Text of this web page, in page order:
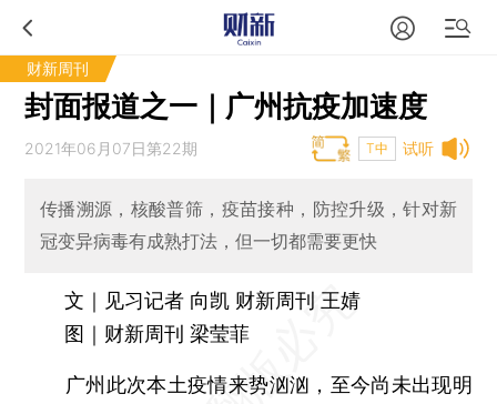
财新周刊
封面报道之一｜广州抗疫加速度
试听
2021年06月07日第22期 T中
传播溯源，核酸普筛，疫苗接种，防控升级，针对新
冠变异病毒有成熟打法，但一切都需要更快
文｜见习记者 向凯 财新周刊 王婧
图｜财新周刊 梁莹菲
广州此次本土疫情来势汹汹，至今尚未出现明